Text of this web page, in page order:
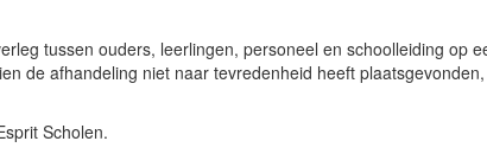
tussen ouders, leerlingen, personeel en schoolleiding op
de afhandeling niet naar tevredenheid heeft
Scholen.